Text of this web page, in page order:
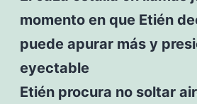
momento en que Etién
puede apurar más y
eyectable
Etién procura no soltar